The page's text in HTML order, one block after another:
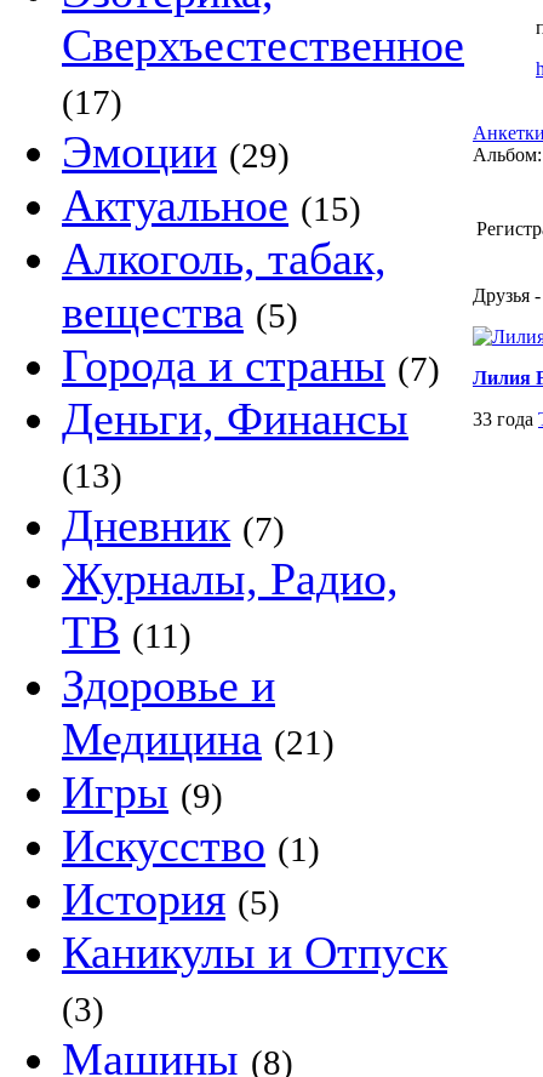
Сверхъестественное
(17)
Эмоции (29)
Актуальное (15)
Алкоголь, табак,
вещества (5)
Города и страны (7)
Деньги, Финансы
(13)
Дневник (7)
Журналы, Радио,
ТВ (11)
Здоровье и
Медицина (21)
Игры (9)
Искусство (1)
История (5)
Каникулы и Отпуск
(3)
Машины (8)
Друзья
Лилия
33 года